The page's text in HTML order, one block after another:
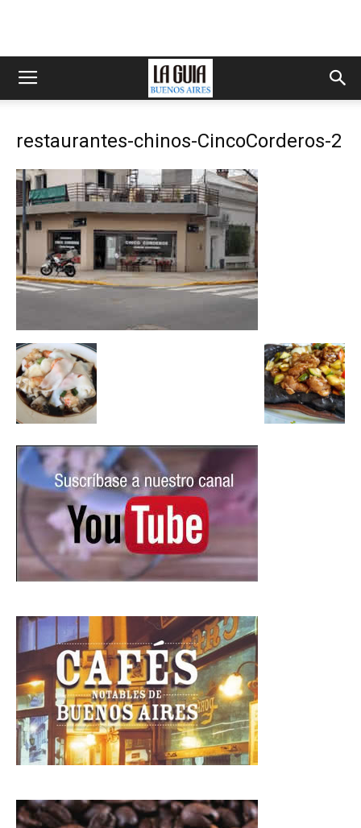
restaurantes-chinos-CincoCorderos-2